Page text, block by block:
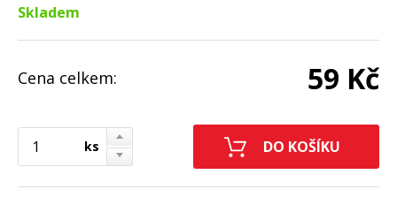
Skladem
Cena celkem: 59 Kč
ks